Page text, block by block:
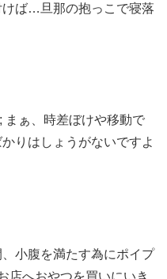
ば…旦那の抱っこで寝落
まぁ、時差ぼけや移動で
りはしょうがないですよ
小腹を満たす為にポイプ
店へおやつを買いにいき